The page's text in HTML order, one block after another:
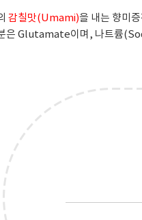
감칠맛(Umami)을 내는 향미
은 Glutamate이며, 나트륨